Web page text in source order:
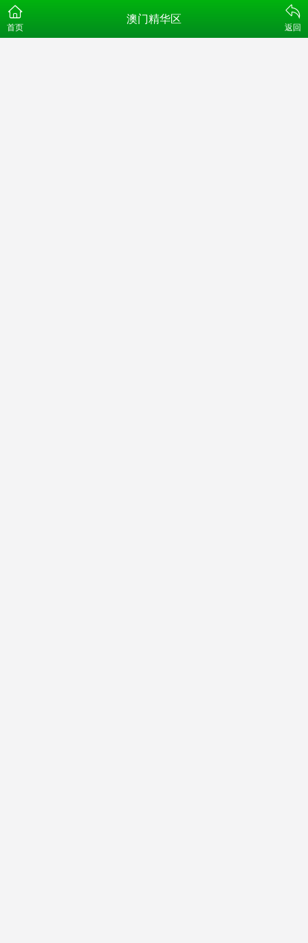
首页
澳门精华区
返回